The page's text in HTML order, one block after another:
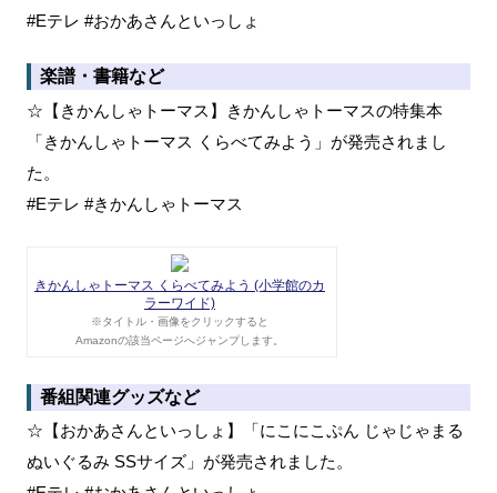
#Eテレ #おかあさんといっしょ
楽譜・書籍など
☆【きかんしゃトーマス】きかんしゃトーマスの特集本
「きかんしゃトーマス くらべてみよう」が発売されまし
た。
#Eテレ #きかんしゃトーマス
きかんしゃトーマス くらべてみよう (小学館のカ
ラーワイド)
※タイトル・画像をクリックすると
Amazonの該当ページへジャンプします。
番組関連グッズなど
☆【おかあさんといっしょ】「にこにこぷん じゃじゃまる
ぬいぐるみ SSサイズ」が発売されました。